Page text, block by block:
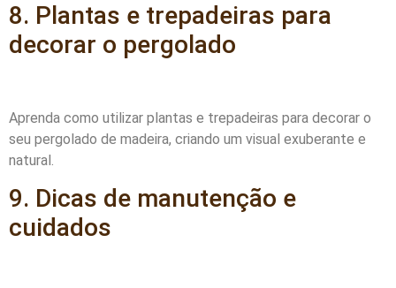
8. Plantas e trepadeiras para
decorar o pergolado
Aprenda como utilizar plantas e trepadeiras para decorar o
seu pergolado de madeira, criando um visual exuberante e
natural.
9. Dicas de manutenção e
cuidados